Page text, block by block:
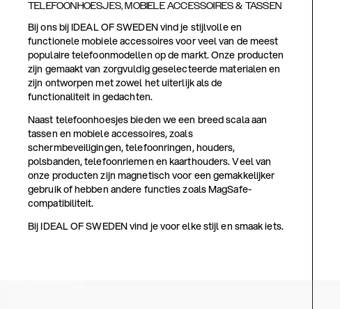
TELEFOONHOESJES, MOBIELE ACCESSOIRES & TASSEN
Bij ons bij IDEAL OF SWEDEN vind je stijlvolle en
functionele mobiele accessoires voor veel van de meest
populaire telefoonmodellen op de markt. Onze producten
zijn gemaakt van zorgvuldig geselecteerde materialen en
zijn ontworpen met zowel het uiterlijk als de
functionaliteit in gedachten.
Naast telefoonhoesjes bieden we een breed scala aan
tassen en mobiele accessoires, zoals
schermbeveiligingen, telefoonringen, houders,
polsbanden, telefoonriemen en kaarthouders. Veel van
onze producten zijn magnetisch voor een gemakkelijker
gebruik of hebben andere functies zoals MagSafe-
compatibiliteit.
Bij IDEAL OF SWEDEN vind je voor elke stijl en smaak iets.